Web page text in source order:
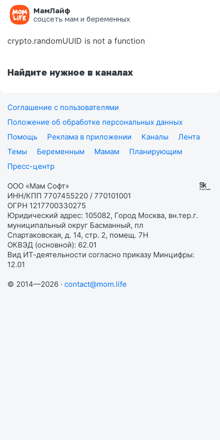
МамЛайф
соцсеть мам и беременных
Ошибка на странице
crypto.randomUUID is not a function
Найдите нужное в каналах
Соглашение с пользователями
Положение об обработке персональных данных
Помощь
Реклама в приложении Каналы
Лента
Темы
Беременным Мамам
Планирующим
Пресс-центр
ООО «Мам Софт»
ИНН/КПП 7707455220 / 770101001
ОГРН 1217700330275
Юридический адрес: 105082, Город Москва, вн.тер.г.
муниципальный округ Басманный, пл
Спартаковская, д. 14, стр. 2, помещ. 7Н
ОКВЭД (основной): 62.01
Вид ИТ-деятельности согласно приказу Минцифры:
12.01
© 2014—2026 · contact@mom.life